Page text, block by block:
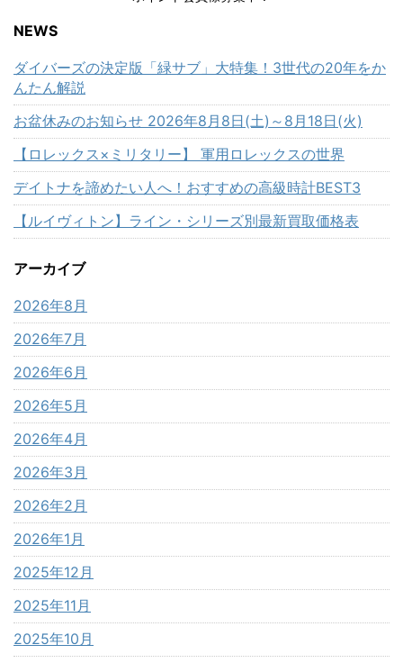
NEWS
ダイバーズの決定版「緑サブ」大特集！3世代の20年をか
んたん解説
お盆休みのお知らせ 2026年8月8日(土)～8月18日(火)
【ロレックス×ミリタリー】 軍用ロレックスの世界
デイトナを諦めたい人へ！おすすめの高級時計BEST3
【ルイヴィトン】ライン・シリーズ別最新買取価格表
アーカイブ
2026年8月
2026年7月
2026年6月
2026年5月
2026年4月
2026年3月
2026年2月
2026年1月
2025年12月
2025年11月
2025年10月